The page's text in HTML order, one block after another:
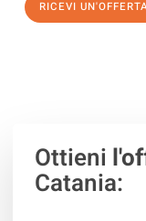
RICEVI
Ottieni
Catania: